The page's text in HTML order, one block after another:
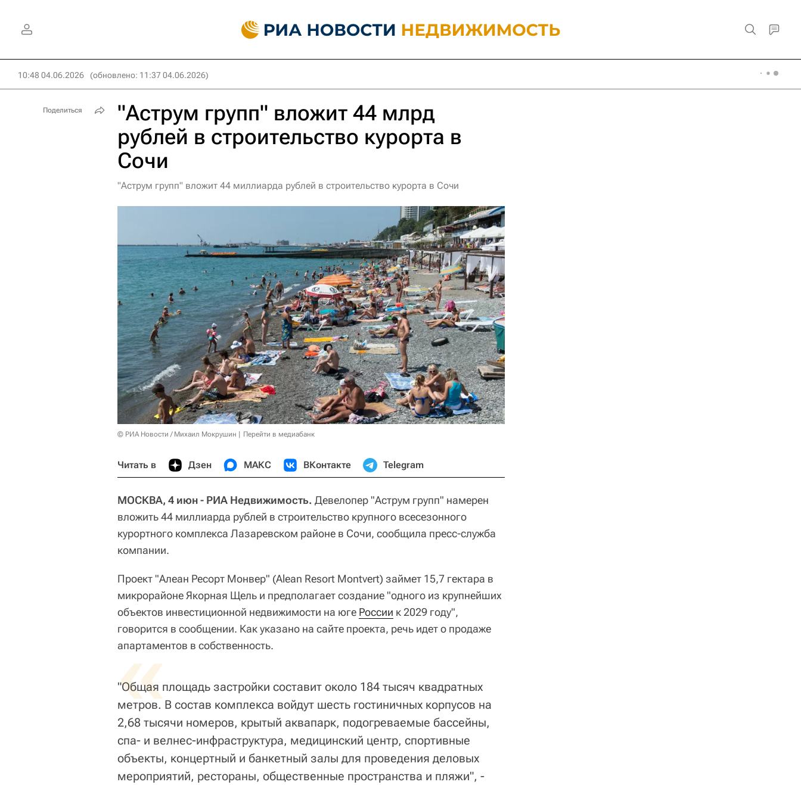
10:48 04.06.2026 (обновлено: 11:37 04.06.2026)
"Аструм групп" вложит 44 млрд
рублей в строительство курорта в
Сочи
"Аструм групп" вложит 44 миллиарда рублей в строительство курорта в Сочи
© РИА Новости / Михаил Мокрушин Перейти в медиабанк
Читать в Дзен МАКС ВКонтакте Telegram
МОСКВА, 4 июн - РИА Недвижимость. Девелопер "Аструм групп" намерен
вложить 44 миллиарда рублей в строительство крупного всесезонного
курортного комплекса Лазаревском районе в Сочи, сообщила пресс-служба
компании.
Проект "Алеан Ресорт Монвер" (Alean Resort Montvert) займет 15,7 гектара в
микрорайоне Якорная Щель и предполагает создание "одного из крупнейших
объектов инвестиционной недвижимости на юге России к 2029 году",
говорится в сообщении. Как указано на сайте проекта, речь идет о продаже
апартаментов в собственность.
«
"Общая площадь застройки составит около 184 тысяч квадратных
метров. В состав комплекса войдут шесть гостиничных корпусов на
2,68 тысячи номеров, крытый аквапарк, подогреваемые бассейны,
спа- и велнес-инфраструктура, медицинский центр, спортивные
объекты, концертный и банкетный залы для проведения деловых
мероприятий, рестораны, общественные пространства и пляжи", -
Поделиться